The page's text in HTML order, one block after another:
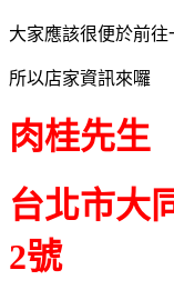
大家應該很便於前往
所以店家資訊來囉
肉桂先生
台北市大
2號